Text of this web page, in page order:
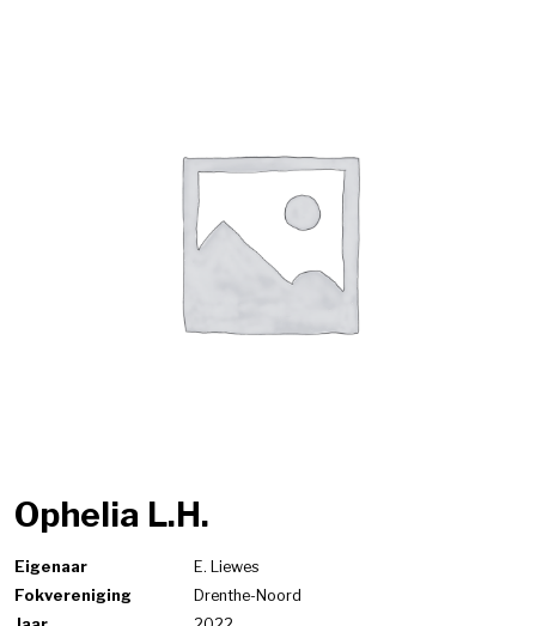
Ophelia L.H.
Eigenaar
E. Liewes
Fokvereniging
Drenthe-Noord